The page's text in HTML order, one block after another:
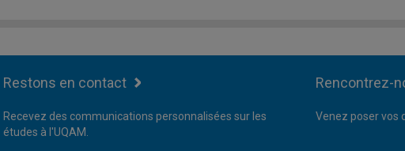
Restons en contact
Recevez des communications personnalisées sur les
études à l'UQAM.
Rencontrez-
Venez poser vos